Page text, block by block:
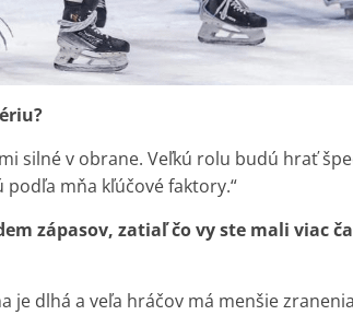
silné v obrane. Veľkú rolu budú hrať
mňa kľúčové faktory.“
zápasov, zatiaľ čo vy ste mali viac
je dlhá a veľa hráčov má menšie